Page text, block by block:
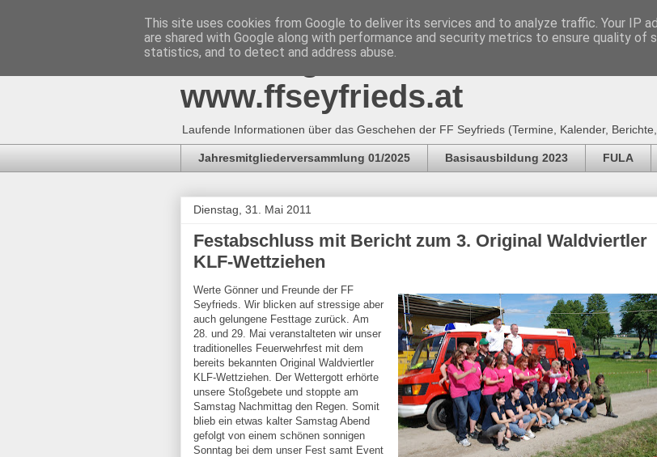
Freiwillige Feuerwehr
www.ffseyfrieds.at
Laufende Informationen über das Geschehen der FF Seyfrieds (Termine, Kalender,
Jahresmitgliederversammlung 01/2025 Basisausbildung 2023 FULA
Dienstag, 31. Mai 2011
Festabschluss mit Bericht zum 3. Original Waldviertler
KLF-Wettziehen
Werte Gönner und Freunde der FF
Seyfrieds. Wir blicken auf stressige aber
auch gelungene Festtage zurück. Am
28. und 29. Mai veranstalteten wir unser
traditionelles Feuerwehrfest mit dem
bereits bekannten Original Waldviertler
KLF-Wettziehen. Der Wettergott erhörte
unsere Stoßgebete und stoppte am
Samstag Nachmittag den Regen. Somit
blieb ein etwas kalter Samstag Abend
gefolgt von einem schönen sonnigen
Sonntag bei dem unser Fest samt Event
This site uses cookies from Google to deliver its services and to analyze traffic. Your IP
are shared with Google along with performance and security metrics to ensure quality of
statistics, and to detect and address abuse.